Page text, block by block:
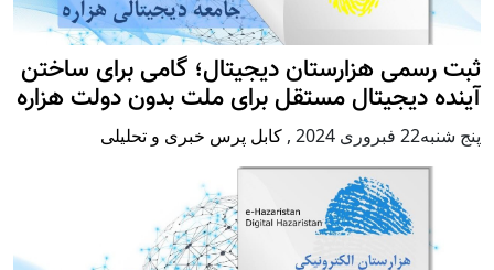
ثبت رسمی هزارستان دیجیتال؛ گامی برای ساختن
آینده دیجیتال مستقل برای ملت بدون دولت هزاره
پنج شنبه22 فبروری 2024 , کابل پرس خبری و تحلیلی